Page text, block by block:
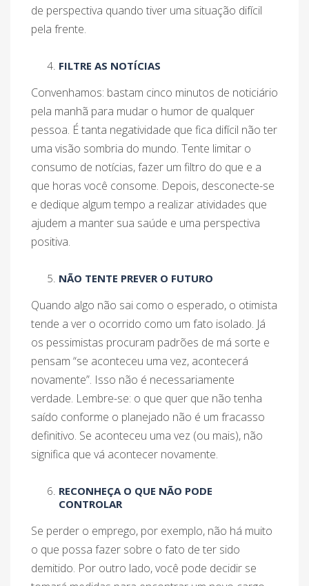
de perspectiva quando tiver uma situação difícil
pela frente.
FILTRE AS NOTÍCIAS
Convenhamos: bastam cinco minutos de noticiário
pela manhã para mudar o humor de qualquer
pessoa. É tanta negatividade que fica difícil não ter
uma visão sombria do mundo. Tente limitar o
consumo de notícias, fazer um filtro do que e a
que horas você consome. Depois, desconecte-se
e dedique algum tempo a realizar atividades que
ajudem a manter sua saúde e uma perspectiva
positiva.
NÃO TENTE PREVER O FUTURO
Quando algo não sai como o esperado, o otimista
tende a ver o ocorrido como um fato isolado. Já
os pessimistas procuram padrões de má sorte e
pensam “se aconteceu uma vez, acontecerá
novamente”. Isso não é necessariamente
verdade. Lembre-se: o que quer que não tenha
saído conforme o planejado não é um fracasso
definitivo. Se aconteceu uma vez (ou mais), não
significa que vá acontecer novamente.
RECONHEÇA O QUE NÃO PODE
CONTROLAR
Se perder o emprego, por exemplo, não há muito
o que possa fazer sobre o fato de ter sido
demitido. Por outro lado, você pode decidir se